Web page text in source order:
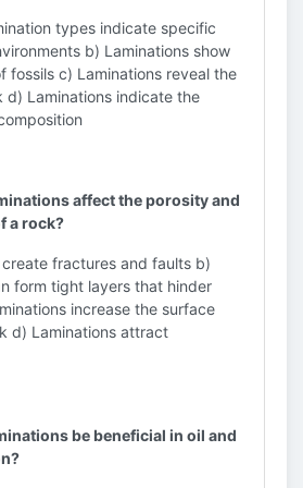
types indicate specific
b) Laminations show
fossils c) Laminations reveal the
d) Laminations indicate the
affect the porosity and
a rock?
fractures and faults b)
form tight layers that hinder
increase the surface
d) Laminations attract
be beneficial in oil and